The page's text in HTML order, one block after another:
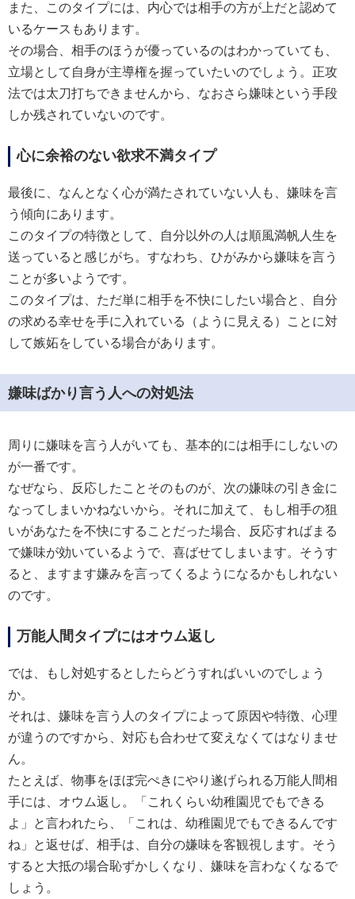
また、このタイプには、内心では相手の方が上だと認めて
いるケースもあります。
その場合、相手のほうが優っているのはわかっていても、
立場として自身が主導権を握っていたいのでしょう。正攻
法では太刀打ちできませんから、なおさら嫌味という手段
しか残されていないのです。
心に余裕のない欲求不満タイプ
最後に、なんとなく心が満たされていない人も、嫌味を言
う傾向にあります。
このタイプの特徴として、自分以外の人は順風満帆人生を
送っていると感じがち。すなわち、ひがみから嫌味を言う
ことが多いようです。
このタイプは、ただ単に相手を不快にしたい場合と、自分
の求める幸せを手に入れている（ように見える）ことに対
して嫉妬をしている場合があります。
嫌味ばかり言う人への対処法
周りに嫌味を言う人がいても、基本的には相手にしないの
が一番です。
なぜなら、反応したことそのものが、次の嫌味の引き金に
なってしまいかねないから。それに加えて、もし相手の狙
いがあなたを不快にすることだった場合、反応すればまる
で嫌味が効いているようで、喜ばせてしまいます。そうす
ると、ますます嫌みを言ってくるようになるかもしれない
のです。
万能人間タイプにはオウム返し
では、もし対処するとしたらどうすればいいのでしょう
か。
それは、嫌味を言う人のタイプによって原因や特徴、心理
が違うのですから、対応も合わせて変えなくてはなりませ
ん。
たとえば、物事をほぼ完ぺきにやり遂げられる万能人間相
手には、オウム返し。「これくらい幼稚園児でもできる
よ」と言われたら、「これは、幼稚園児でもできるんです
ね」と返せば、相手は、自分の嫌味を客観視します。そう
すると大抵の場合恥ずかしくなり、嫌味を言わなくなるで
しょう。